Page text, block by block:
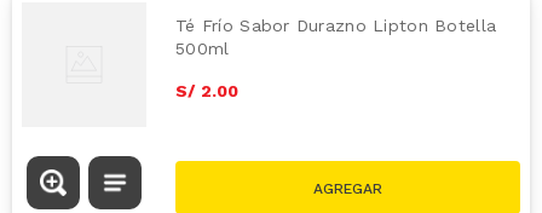
Té Frío Sabor Durazno Lipton Botella
500ml
S/ 2.00